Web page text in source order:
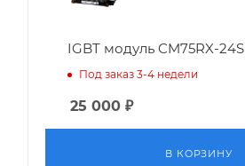
IGBT модуль CM75RX-24S
Под заказ 3-4 недели
25 000 ₽
В КОРЗИНУ